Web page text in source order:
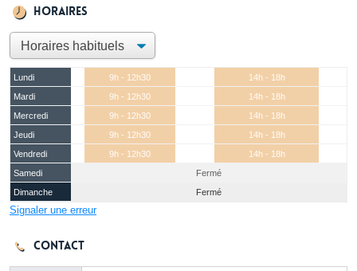
Horaires
Lundi 9h - 12h30
14h - 18h
Mardi
9h - 12h30
14h - 18h
Mercredi
9h - 12h30
14h - 18h
Jeudi
9h - 12h30
14h - 18h
Vendredi
9h - 12h30
14h - 18h
Samedi
Fermé
Dimanche
Fermé
Signaler une erreur
Contact